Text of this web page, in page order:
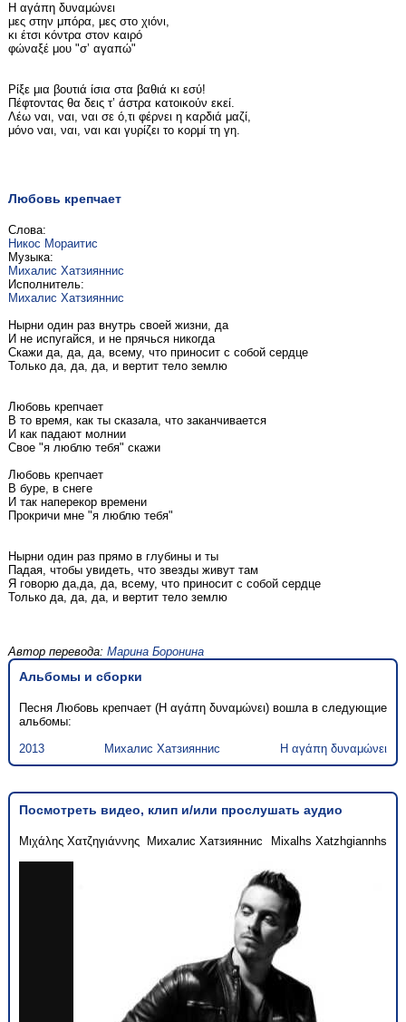
Η αγάπη δυναμώνει
μες στην μπόρα, μες στο χιόνι,
κι έτσι κόντρα στον καιρό
φώναξέ μου "σ’ αγαπώ"
Ρίξε μια βουτιά ίσια στα βαθιά κι εσύ!
Πέφτοντας θα δεις τ’ άστρα κατοικούν εκεί.
Λέω ναι, ναι, ναι σε ό,τι φέρνει η καρδιά μαζί,
μόνο ναι, ναι, ναι και γυρίζει το κορμί τη γη.
Любовь крепчает
Слова:
Никос Мораитис
Музыка:
Михалис Хатзияннис
Исполнитель:
Михалис Хатзияннис
Нырни один раз внутрь своей жизни, да
И не испугайся, и не прячься никогда
Скажи да, да, да, всему, что приносит с собой сердце
Только да, да, да, и вертит тело землю
Любовь крепчает
В то время, как ты сказала, что заканчивается
И как падают молнии
Свое "я люблю тебя" скажи
Любовь крепчает
В буре, в снеге
И так наперекор времени
Прокричи мне "я люблю тебя"
Нырни один раз прямо в глубины и ты
Падая, чтобы увидеть, что звезды живут там
Я говорю да,да, да, всему, что приносит с собой сердце
Только да, да, да, и вертит тело землю
Автор перевода: Марина Боронина
Альбомы и сборки
Песня Любовь крепчает (Η αγάπη δυναμώνει) вошла в следующие
альбомы:
2013
Михалис Хатзияннис Η αγάπη δυναμώνει
Посмотреть видео, клип и/или прослушать аудио
Μιχάλης Χατζηγιάννης Михалис Хатзияннис Mixalhs Xatzhgiannhs